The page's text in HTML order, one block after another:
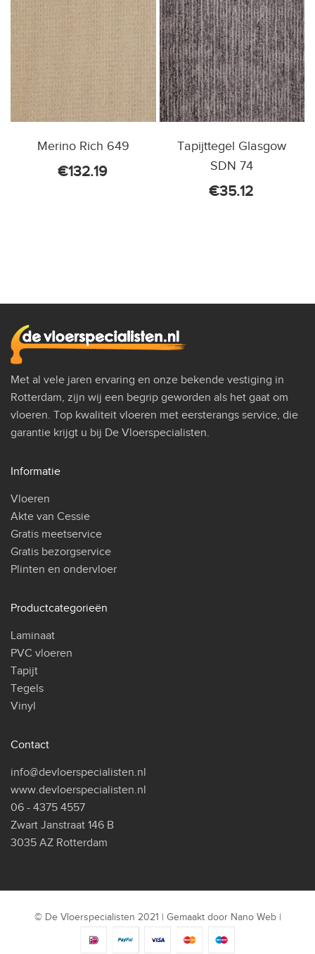
Merino Rich 649
€132.19
Tapijttegel Glasgow
SDN 74
€35.12
Met al vele jaren ervaring en onze bekende vestiging in
Rotterdam, zijn wij een begrip geworden als het gaat om
vloeren. Top kwaliteit vloeren met eersterangs service, die
garantie krijgt u bij De Vloerspecialisten.
Informatie
Vloeren
Akte van Cessie
Gratis meetservice
Gratis bezorgservice
Plinten en ondervloer
Productcategorieën
Laminaat
PVC vloeren
Tapijt
Tegels
Vinyl
Contact
info@devloerspecialisten.nl
www.devloerspecialisten.nl
06 - 4375 4557
Zwart Janstraat 146 B
3035 AZ Rotterdam
© De Vloerspecialisten 2021 | Gemaakt door Nano Web|